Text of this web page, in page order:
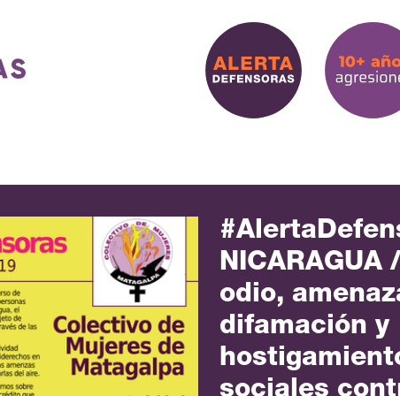
odio,
difamación y